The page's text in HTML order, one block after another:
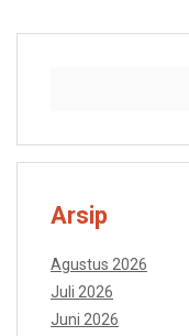
Arsip
Agustus 2026
Juli 2026
Juni 2026